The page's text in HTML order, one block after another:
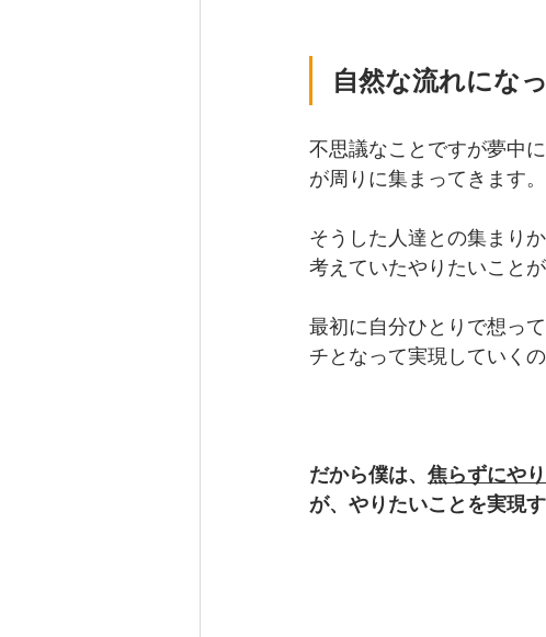
自然な流れにな
不思議なことですが夢中
が周りに集まってきます。
そうした人達との集まり
考えていたやりたいこと
最初に自分ひとりで想っ
チとなって実現していくの
だから僕は、 焦らずにや
が、やりたいことを実現